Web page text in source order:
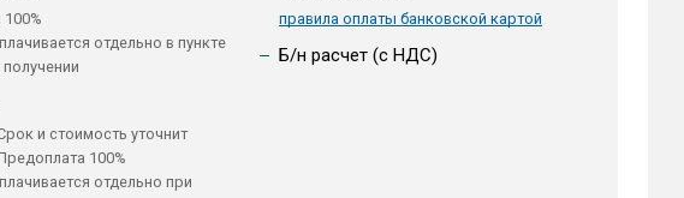
отдельно в пункте
и стоимость уточнит
100%
отдельно при
правила оплаты банковской картой
Б/н расчет (c НДС)